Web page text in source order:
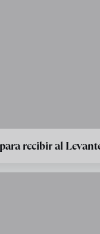
recibir al